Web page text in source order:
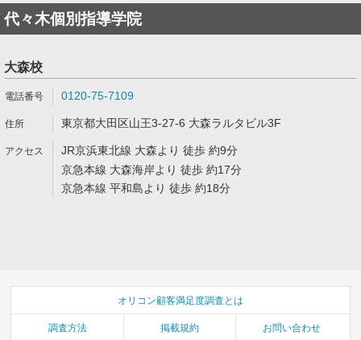
代々木個別指導学院
大森校
0120-75-7109
東京都大田区山王3-27-6 大森ラルタビル3F
JR京浜東北線 大森より 徒歩 約9分
京急本線 大森海岸より 徒歩 約17分
京急本線 平和島より 徒歩 約18分
オリコン顧客満足度調査とは
調査方法 掲載規約 お問い合わせ